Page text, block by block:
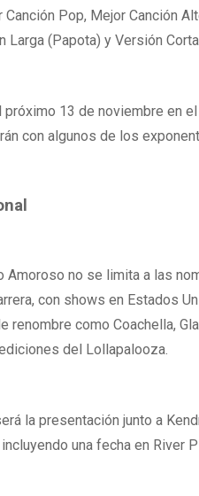
Pop, Mejor Canción
(Papota) y Versión Corta
13 de noviembre en
con algunos de los
Amoroso no se limita a las
con shows en Estados
como Coachella,
del Lollapalooza.
la presentación junto a
una fecha en River